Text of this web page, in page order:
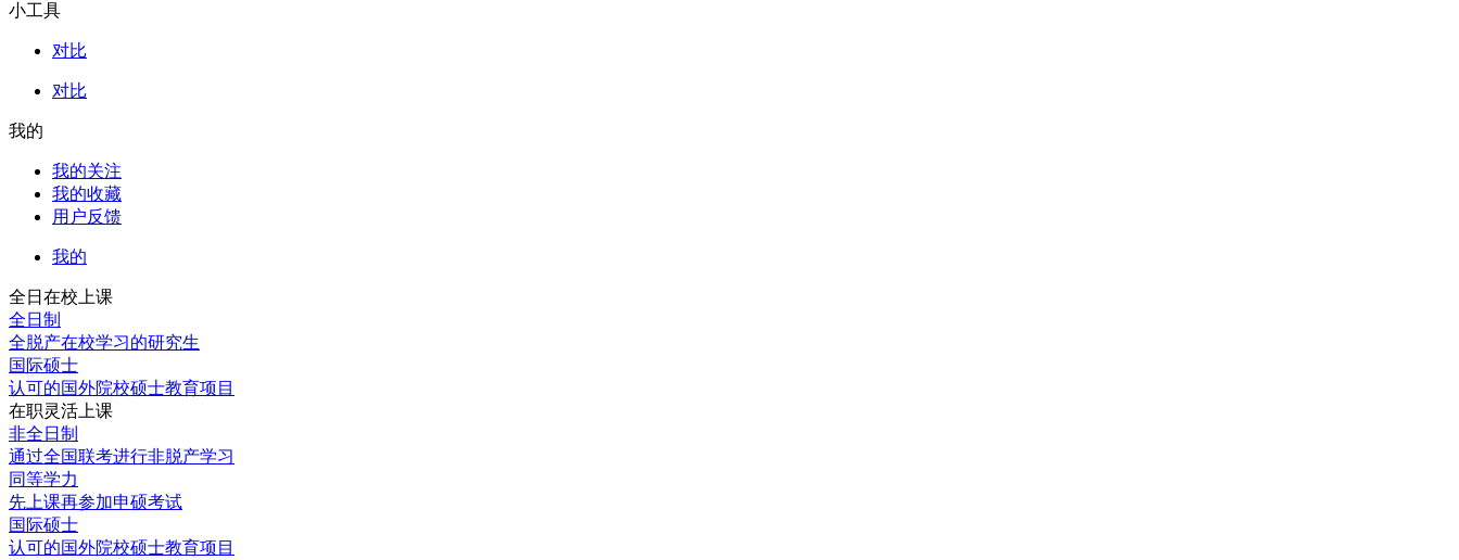
小工具
对比
对比
我的
我的关注
我的收藏
用户反馈
我的
全日在校上课
全日制
全脱产在校学习的研究生
国际硕士
认可的国外院校硕士教育项目
在职灵活上课
非全日制
通过全国联考进行非脱产学习
同等学力
先上课再参加申硕考试
国际硕士
认可的国外院校硕士教育项目